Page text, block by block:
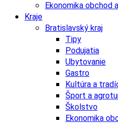
Ekonomika obchod
Kraje
Bratislavský kraj
Tipy
Podujatia
Ubytovanie
Gastro
Kultúra a
Šport a
Školstvo
Ekonomika